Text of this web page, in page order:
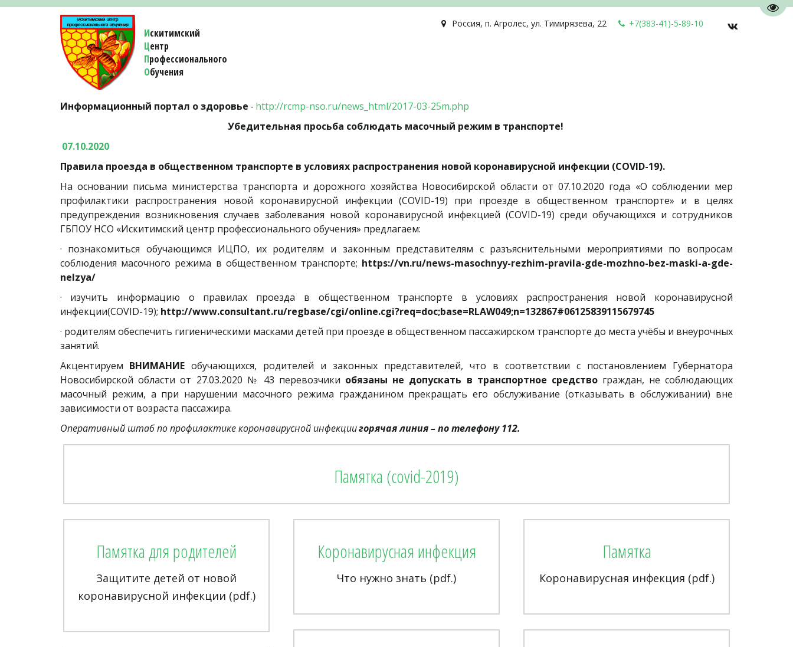
Искитимский
Центр
Профессионального
Обучения
+7(383-41)-5-89-10
Россия, п. Агролес, ул. Тимирязева, 22
Информационный портал о здоровье - http://rcmp-nso.ru/news_html/2017-03-25m.php
Убедительная просьба соблюдать масочный режим в транспорте!
07.10.2020
Правила проезда в общественном транспорте в условиях распространения новой коронавирусной инфекции (COVID-19).
На основании письма министерства транспорта и дорожного хозяйства Новосибирской области от 07.10.2020 года «О соблюдении мер
профилактики распространения новой коронавирусной инфекции (COVID-19) при проезде в общественном транспорте» и в целях
предупреждения возникновения случаев заболевания новой коронавирусной инфекцией (COVID-19) среди обучающихся и сотрудников
ГБПОУ НСО «Искитимский центр профессионального обучения» предлагаем:
· познакомиться обучающимся ИЦПО, их родителям и законным представителям с разъяснительными мероприятиями по вопросам
соблюдения масочного режима в общественном транспорте; https://vn.ru/news-masochnyy-rezhim-pravila-gde-mozhno-bez-maski-a-gde-
nelzya/
· изучить информацию о правилах проезда в общественном транспорте в условиях распространения новой коронавирусной
инфекции(COVID-19); http://www.consultant.ru/regbase/cgi/online.cgi?req=doc;base=RLAW049;n=132867#06125839115679745
· родителям обеспечить гигиеническими масками детей при проезде в общественном пассажирском транспорте до места учёбы и внеурочных
занятий.
Акцентируем ВНИМАНИЕобучающихся, родителей и законных представителей, что в соответствии с постановлением Губернатора
Новосибирской области от 27.03.2020 № 43 перевозчики обязаны не допускать в транспортное средствограждан, не соблюдающих
масочный режим, а при нарушении масочного режима гражданином прекращать его обслуживание (отказывать в обслуживании) вне
зависимости от возраста пассажира.
Оперативный штаб по профилактике коронавирусной инфекциигорячая линия – по телефону 112.
Памятка (covid-2019)
Памятка для родителей
Защитите детей от новой
коронавирусной инфекции (pdf.)
Коронавирусная инфекция
Что нужно знать (pdf.)
Памятка
Коронавирусная инфекция (pdf.)